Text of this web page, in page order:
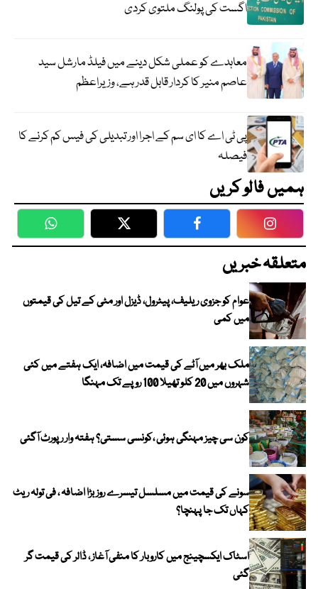
اگست کی پولنگ ملتوی کردی
معاہدے کو عملی شکل دینے میں فیلڈ مارشل سید
عاصم منیر کا کردار قابل قدر ہے، وزیراعظم
پی ٹی اے کا ای سم کے اجرا اور تبدیلی کی فیس کم کرنے کا
فیصلہ
ہمیں فالو کریں
WhatsApp Twitter Facebook
متعلقہ خبریں
عوام کو جزوی ریلیف، پیٹرول، ڈیزل اور مٹی کے تیل کی قیمتوں
میں کمی
ملک بھر میں آٹے کی قیمت میں اضافہ، ایک ہفتے میں کئی
شہروں میں 20 کلو تھیلا 100 روپے تک مہنگا
کون سی چیز مہنگی ہوئی ،کونسی سستی؟ ہفتہ وار رپورٹ آگئی
سونے کی قیمت میں مسلسل تیسرے روز بڑا اضافہ ، فی تولہ ریٹ
کہاں تک جا پہنچا؟
اسٹاک ایکسچینج میں کاروبار کا منفی آغاز ، ڈالر کی قیمت گر
گئی